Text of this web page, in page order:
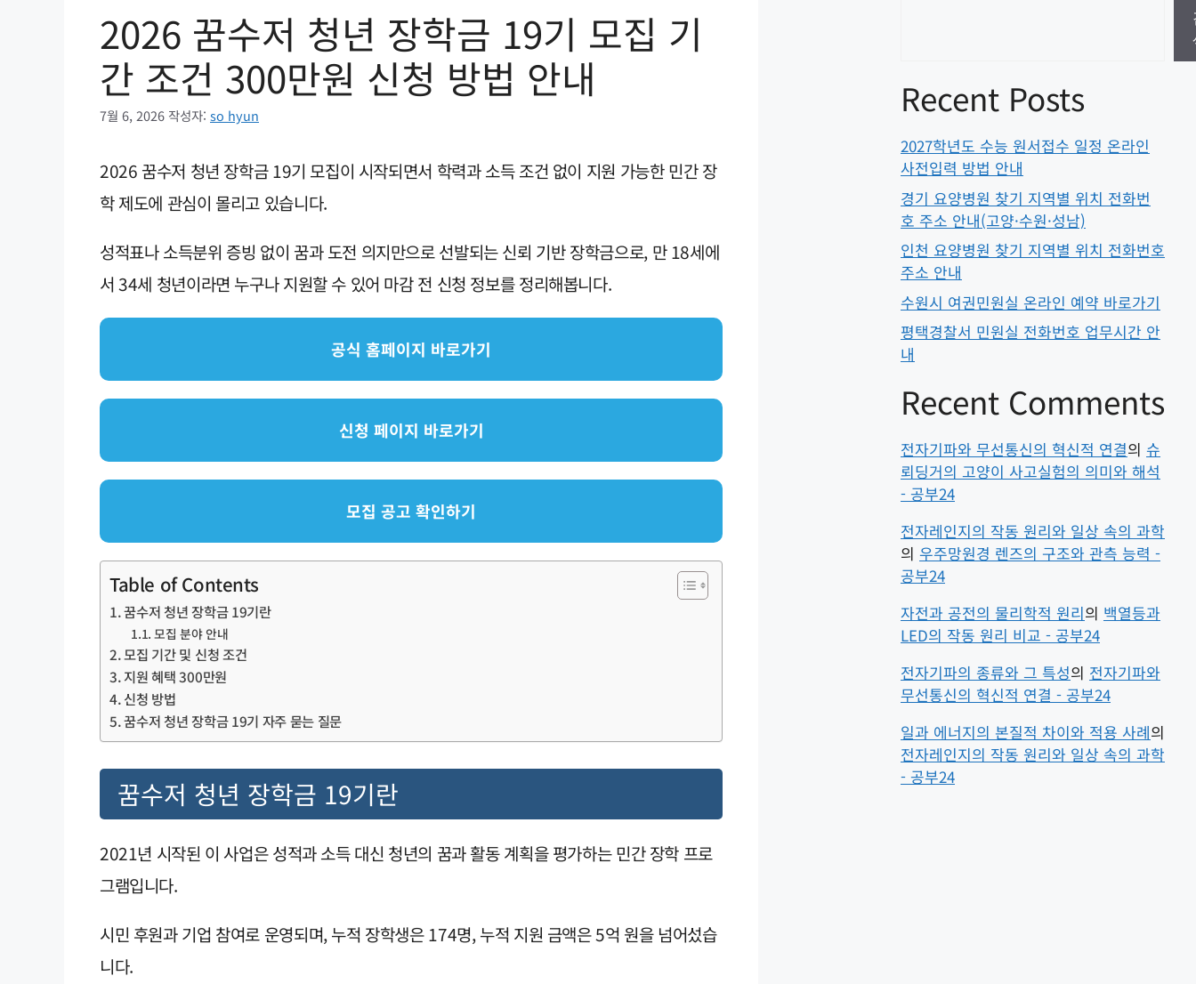
2026 꿈수저 청년 장학금 19기 모집 기
간 조건 300만원 신청 방법 안내
7월 6, 2026 작성자: so hyun
2026 꿈수저 청년 장학금 19기 모집이 시작되면서 학력과 소득 조건 없이 지원 가능한 민간 장
학 제도에 관심이 몰리고 있습니다.
성적표나 소득분위 증빙 없이 꿈과 도전 의지만으로 선발되는 신뢰 기반 장학금으로, 만 18세에
서 34세 청년이라면 누구나 지원할 수 있어 마감 전 신청 정보를 정리해봅니다.
공식 홈페이지 바로가기
신청 페이지 바로가기
모집 공고 확인하기
Table of Contents
꿈수저 청년 장학금 19기란
모집 분야 안내
모집 기간 및 신청 조건
지원 혜택 300만원
신청 방법
꿈수저 청년 장학금 19기 자주 묻는 질문
꿈수저 청년 장학금 19기란
2021년 시작된 이 사업은 성적과 소득 대신 청년의 꿈과 활동 계획을 평가하는 민간 장학 프로
그램입니다.
시민 후원과 기업 참여로 운영되며, 누적 장학생은 174명, 누적 지원 금액은 5억 원을 넘어섰습
니다.
Recent Posts
2027학년도 수능 원서접수 일정 온라인
사전입력 방법 안내
경기 요양병원 찾기 지역별 위치 전화번
호 주소 안내(고양·수원·성남)
인천 요양병원 찾기 지역별 위치 전화번호
주소 안내
수원시 여권민원실 온라인 예약 바로가기
평택경찰서 민원실 전화번호 업무시간 안
내
Recent Comments
전자기파와 무선통신의 혁신적 연결의 슈
뢰딩거의 고양이 사고실험의 의미와 해석
- 공부24
전자레인지의 작동 원리와 일상 속의 과학
의 우주망원경 렌즈의 구조와 관측 능력 -
공부24
자전과 공전의 물리학적 원리의 백열등과
LED의 작동 원리 비교 - 공부24
전자기파의 종류와 그 특성의 전자기파와
무선통신의 혁신적 연결 - 공부24
일과 에너지의 본질적 차이와 적용 사례의
전자레인지의 작동 원리와 일상 속의 과학
- 공부24